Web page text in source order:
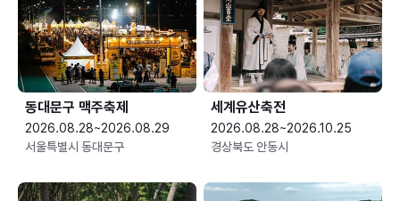
동대문구 맥주축제
2026.08.28~2026.08.29
서울특별시 동대문구
세계유산축전
2026.08.28~2026.10.25
경상북도 안동시